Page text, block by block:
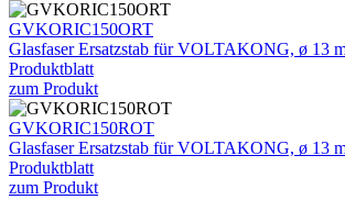
GVKORIC150ORT
Glasfaser Ersatzstab für VOLTAKONG, ø 13
Produktblatt
zum Produkt
GVKORIC150ROT
Glasfaser Ersatzstab für VOLTAKONG, ø 13
Produktblatt
zum Produkt